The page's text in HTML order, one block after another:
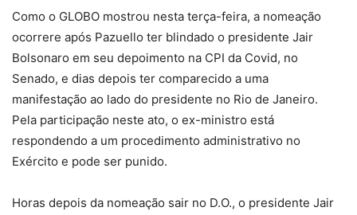
Como o GLOBO mostrou nesta terça-feira, a nomeação
ocorrere após Pazuello ter blindado o presidente Jair
Bolsonaro em seu depoimento na CPI da Covid, no
Senado, e dias depois ter comparecido a uma
manifestação ao lado do presidente no Rio de Janeiro.
Pela participação neste ato, o ex-ministro está
respondendo a um procedimento administrativo no
Exército e pode ser punido.
Horas depois da nomeação sair no D.O., o presidente Jair